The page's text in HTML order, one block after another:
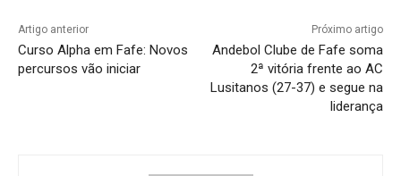
Artigo anterior
Curso Alpha em Fafe: Novos
percursos vão iniciar
Próximo artigo
Andebol Clube de Fafe soma
2ª vitória frente ao AC
Lusitanos (27-37) e segue na
liderança